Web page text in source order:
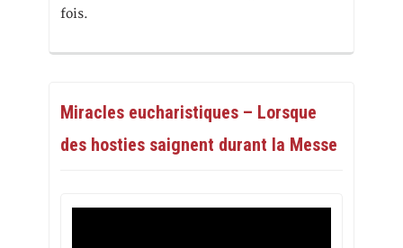
fois.
Miracles eucharistiques – Lorsque
des hosties saignent durant la Messe